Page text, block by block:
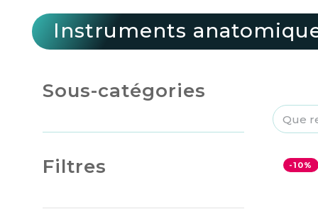
Instruments
Sous-catégories
Filtres -10%